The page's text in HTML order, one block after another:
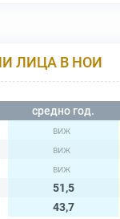
ЛИЦА В НОИ
средно год.
51,5
43,7